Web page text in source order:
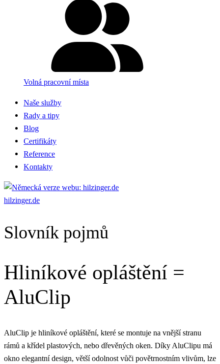
Volná pracovní místa
Naše služby
Rady a tipy
Blog
Certifikáty
Reference
Kontakty
hilzinger.de
Slovník pojmů
Hliníkové opláštění =
AluClip
AluClip je hliníkové opláštění, které se montuje na vnější stranu
rámů a křídel plastových, nebo dřevěných oken. Díky AluClipu má
okno elegantní design, větší odolnost vůči povětrnostním vlivům, lze